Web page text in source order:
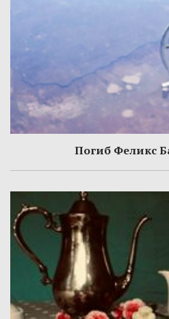
Погиб Феликс